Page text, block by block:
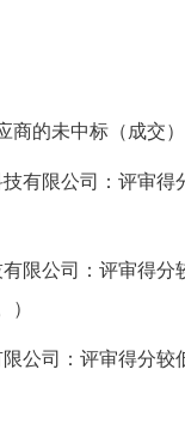
商的未中标（成交
有限公司：评审
限公司：评审得
）
公司：评审得分